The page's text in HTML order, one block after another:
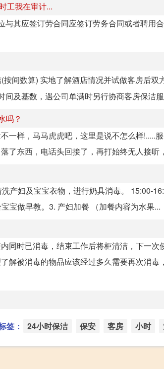
工我在审计...
其应签订劳合同应签订劳务合同或者聘用
按间数算) 实地了解酒店情况并试做客房后
及基数，遇公司单满时另行协商客房保洁
吗？
一样，马马虎虎吧，这里是说不怎么样!.....
了东西，电话头回接了，再打始终无人接听
产妇及宝宝衣物，进行奶具消毒。 15:00-
宝做早教。3. 产妇加餐 （加餐内容为水果...
同时已消毒，结束工作后将柜清洁，下一
解被消毒的物品应该经过多久需要再次消毒
签： 24小时保洁 保安 客房 小时